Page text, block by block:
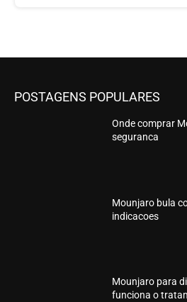
POSTAGENS POPULARES
Onde comprar
seguranca
Mounjaro bula
indicacoes
Mounjaro para
funciona o